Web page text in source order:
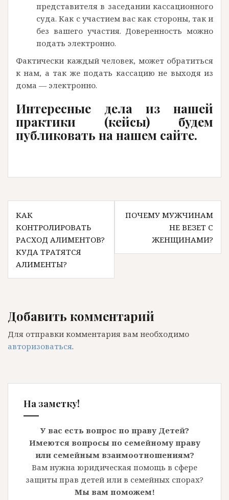
представителя в заседании кассационного
суда. Как с участием вас как стороны, так и
без вашего участия. Доверенность можно
подать электронно.
Фактически каждый человек, может обратиться
к нам, а так же подать кассацию не выходя из
дома — электронно.
Интересные дела из нашей
практики (кейсы) будем
публиковать на нашем сайте.
Навигация
по
записям
КАК
КОНТРОЛИРОВАТЬ
РАСХОД АЛИМЕНТОВ?
КУДА ТРАТЯТСЯ
АЛИМЕНТЫ?
ПОЧЕМУ МУЖЧИНАМ
НЕ ВЕЗЕТ С
ЖЕНЩИНАМИ?
Добавить комментарий
Для отправки комментария вам необходимо
авторизоваться.
На заметку!
У вас есть вопрос по праву Детей?
Имеются вопросы по семейному праву
или семейным взаимоотношениям?
Вам нужна юридическая помощь в сфере
защиты прав детей или в семейных спорах?
Мы вам поможем!